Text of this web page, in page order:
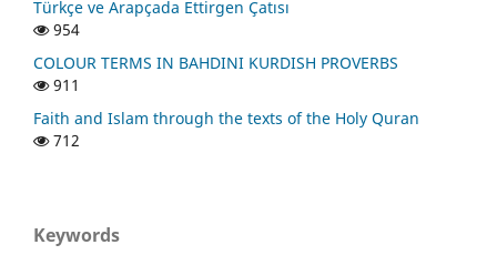
Türkçe ve Arapçada Ettirgen Çatısı
954
COLOUR TERMS IN BAHDINI KURDISH PROVERBS
911
Faith and Islam through the texts of the Holy Quran
712
Keywords